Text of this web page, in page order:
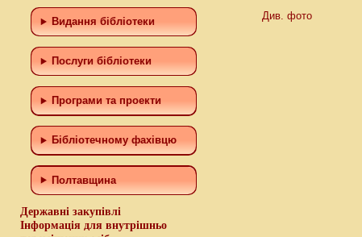
Видання бібліотеки
Послуги бібліотеки
Програми та проекти
Бiблiотечному фахiвцю
Полтавщина
Державні закупівлі
Інформація для внутрішньо
Див. фото